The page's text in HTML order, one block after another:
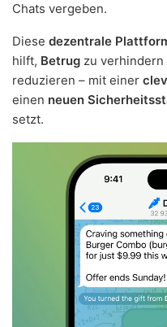
Chats vergeben.
Diese dezentrale
hilft, Betrug zu verhindern
reduzieren – mit einer
einen neuen
setzt.